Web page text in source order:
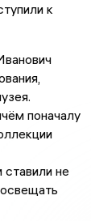
к
поначалу
не